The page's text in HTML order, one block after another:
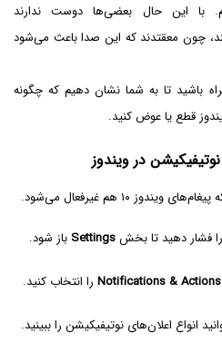
با این حال بعضی‌ها دوست ندارند
چون معقتدند که این صدا باعث می‌شود
باشید تا به شما نشان دهیم که چگونه
قطع یا عوض کنید.
در ویندوز
۱۰ هم غیرفعال می‌شود.
را فشار دهید تا بخشSettings باز شود.
Notifications & Actions را انتخاب کنید.
انواع اعلان‌های نوتیفیکیشن را ببینید.